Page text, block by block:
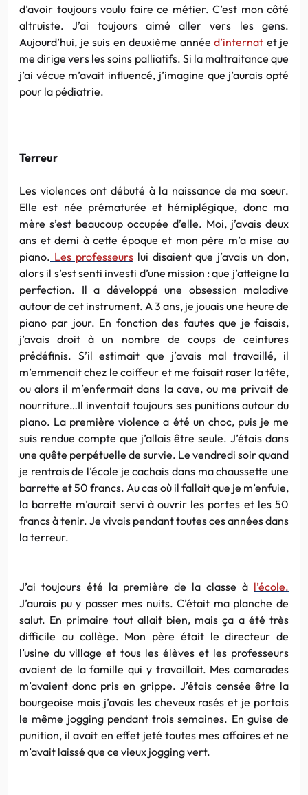
d’avoir toujours voulu faire ce métier. C’est mon côté
altruiste. J’ai toujours aimé aller vers les gens.
Aujourd’hui, je suis en deuxième année d’internat et je
me dirige vers les soins palliatifs. Si la maltraitance que
j’ai vécue m’avait influencé, j’imagine que j’aurais opté
pour la pédiatrie.
Terreur
Les violences ont débuté à la naissance de ma sœur.
Elle est née prématurée et hémiplégique, donc ma
mère s’est beaucoup occupée d’elle. Moi, j’avais deux
ans et demi à cette époque et mon père m’a mise au
piano. Les professeurslui disaient que j’avais un don,
alors il s’est senti investi d’une mission : que j’atteigne la
perfection. Il a développé une obsession maladive
autour de cet instrument. A 3 ans, je jouais une heure de
piano par jour. En fonction des fautes que je faisais,
j’avais droit à un nombre de coups de ceintures
prédéfinis. S’il estimait que j’avais mal travaillé, il
m’emmenait chez le coiffeur et me faisait raser la tête,
ou alors il m’enfermait dans la cave, ou me privait de
nourriture…Il inventait toujours ses punitions autour du
piano. La première violence a été un choc, puis je me
suis rendue compte que j’allais être seule. J’étais dans
une quête perpétuelle de survie. Le vendredi soir quand
je rentrais de l’école je cachais dans ma chaussette une
barrette et 50 francs. Au cas où il fallait que je m’enfuie,
la barrette m’aurait servi à ouvrir les portes et les 50
francs à tenir. Je vivais pendant toutes ces années dans
la terreur.
J’ai toujours été la première de la classe à l’école.
J’aurais pu y passer mes nuits. C’était ma planche de
salut. En primaire tout allait bien, mais ça a été très
difficile au collège. Mon père était le directeur de
l’usine du village et tous les élèves et les professeurs
avaient de la famille qui y travaillait. Mes camarades
m’avaient donc pris en grippe. J’étais censée être la
bourgeoise mais j’avais les cheveux rasés et je portais
le même jogging pendant trois semaines. En guise de
punition, il avait en effet jeté toutes mes affaires et ne
m’avait laissé que ce vieux jogging vert.